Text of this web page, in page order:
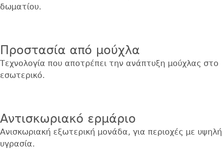
δωματίου.
Προστασία από μούχλα
Τεχνολογία που αποτρέπει την ανάπτυξη μούχλας στο
εσωτερικό.
Αντισκωριακό ερμάριο
Ανισκωριακή εξωτερική μονάδα, για περιοχές με υψηλή
υγρασία.